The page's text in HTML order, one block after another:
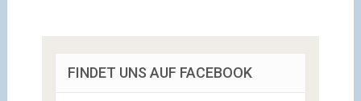
FINDET UNS AUF FACEBOOK